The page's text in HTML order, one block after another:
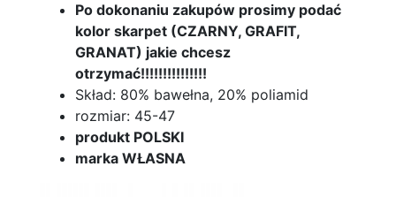
Po dokonaniu zakupów prosimy podać
kolor skarpet (CZARNY, GRAFIT,
GRANAT) jakie chcesz
otrzymać!!!!!!!!!!!!!!!
Skład: 80% bawełna, 20% poliamid
rozmiar: 45-47
produkt POLSKI
marka WŁASNA